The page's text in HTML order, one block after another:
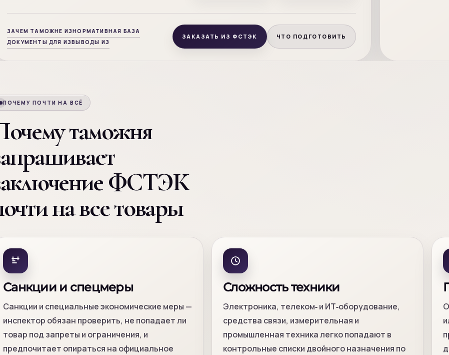
ЗАЧЕМ ТАМОЖНЕ ИЗНОРМАТИВНАЯ БАЗА
ДОКУМЕНТЫ ДЛЯ ИЗВЫВОДЫ ИЗ
ЗАКАЗАТЬ ИЗ ФСТЭК ЧТО ПОДГОТОВИТЬ
ПОЧЕМУ ПОЧТИ НА ВСЁ
таможня
ФСТЭК
на все товары
Санкции и спецмеры
Санкции и специальные экономические меры —
инспектор обязан проверить, не попадает ли
товар под запреты и ограничения, и
предпочитает опираться на официальное
Сложность техники
Электроника, телеком‑ и ИТ‑оборудование,
средства связи, измерительная и
промышленная техника легко попадают в
контрольные списки двойного назначения по